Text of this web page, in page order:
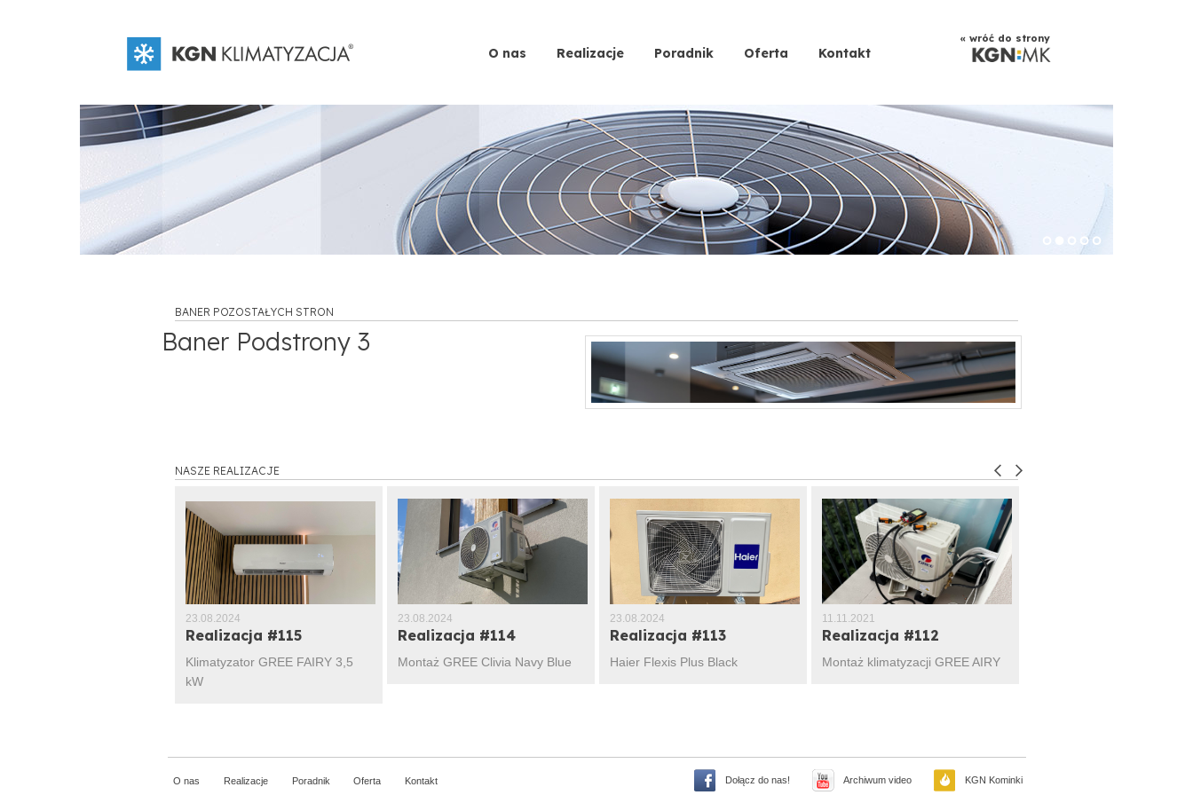
« wróć do strony
O nas Realizacje Poradnik Oferta Kontakt
BANER POZOSTAŁYCH STRON
Baner Podstrony 3
NASZE REALIZACJE
23.08.2024
Realizacja #115
Klimatyzator GREE FAIRY 3,5
kW
23.08.2024
Realizacja #114
Montaż GREE Clivia Navy Blue
23.08.2024
Realizacja #113
Haier Flexis Plus Black
11.11.2021
Realizacja #112
Montaż klimatyzacji GREE AIRY
O nas Realizacje Poradnik Oferta Kontakt Dołącz do nas! Archiwum video KGN Kominki